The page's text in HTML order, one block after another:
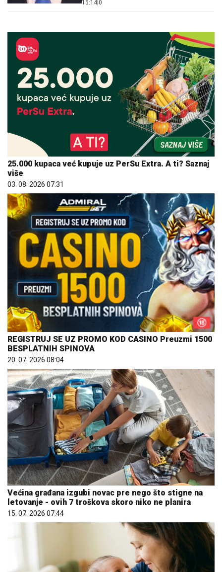
15:14 0
25.000 kupaca već kupuje uz PerSu Extra. A ti? Saznaj
više
03. 08. 2026 07:31
REGISTRUJ SE UZ PROMO KOD CASINO Preuzmi 1500
BESPLATNIH SPINOVA
20. 07. 2026 08:04
Većina građana izgubi novac pre nego što stigne na
letovanje - ovih 7 troškova skoro niko ne planira
15. 07. 2026 07:44